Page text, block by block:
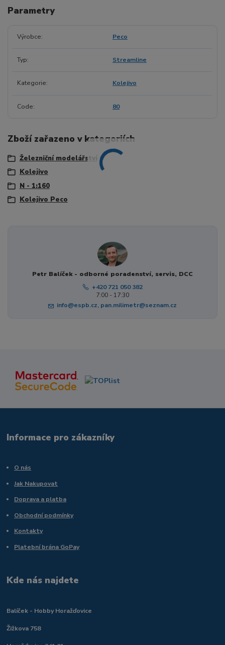
Parametry
Výrobce Peco
Typ Streamline
Kategorie Kolejivo
Code 80
Zboží zařazeno v kategoriích
Železniční modelářství
Kolejivo
N - 1:160
Kolejivo Peco
Petr Balíček - odborné poradenství, servis, DCC
+420 721 050 382
7:00 - 17:30
info@espb.cz, pan.milimetr@seznam.cz
Informace pro zákazníky
O nás
Jak Nakupovat
Doprava a platba
Obchodní podmínky
Kontakty
Platební brána GoPay
Kde nás najdete
Balíček - Hobby Horažďovice
Žižkova 758